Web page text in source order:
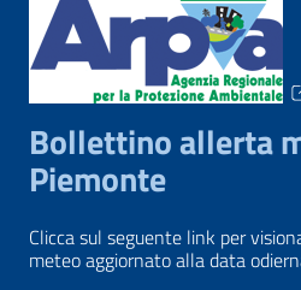
Bollettino allerta
Piemonte
Clicca sul seguente link per
meteo aggiornato alla data